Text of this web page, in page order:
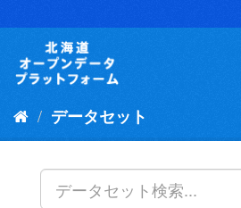
キ
データセット